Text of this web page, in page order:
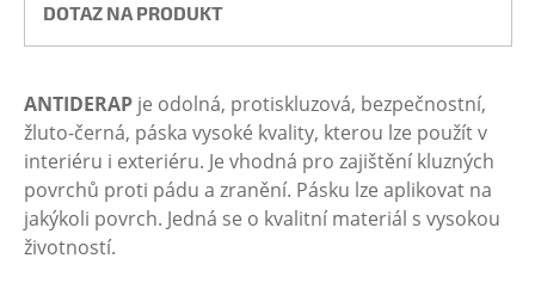
DOTAZ NA PRODUKT
ANTIDERAP je odolná, protiskluzová, bezpečnostní,
žluto-černá, páska vysoké kvality, kterou lze použít v
interiéru i exteriéru. Je vhodná pro zajištění kluzných
povrchů proti pádu a zranění. Pásku lze aplikovat na
jakýkoli povrch. Jedná se o kvalitní materiál s vysokou
životností.